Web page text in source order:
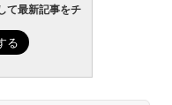
て最新記事をチ